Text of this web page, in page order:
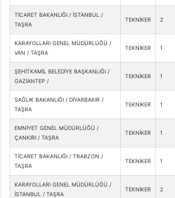
TİCARET BAKANLIĞI / İSTANBUL /
TAŞRA
TEKNİKER 2
KARAYOLLARI GENEL MÜDÜRLÜĞÜ /
VAN / TAŞRA
TEKNİKER 1
ŞEHİTKAMİL BELEDİYE BAŞKANLIĞI /
GAZİANTEP /
TEKNİKER 1
SAĞLIK BAKANLIĞI / DİYARBAKIR /
TAŞRA
TEKNİKER 1
EMNİYET GENEL MÜDÜRLÜĞÜ /
ÇANKIRI / TAŞRA
TEKNİKER 1
TİCARET BAKANLIĞI / TRABZON /
TAŞRA
TEKNİKER 1
KARAYOLLARI GENEL MÜDÜRLÜĞÜ /
İSTANBUL / TAŞRA
TEKNİKER 2